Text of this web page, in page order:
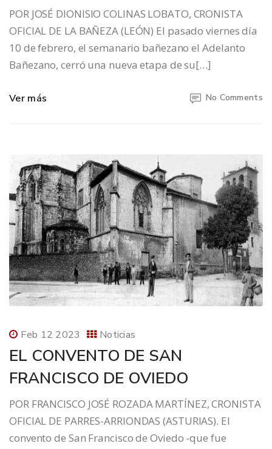
POR JOSÉ DIONISIO COLINAS LOBATO, CRONISTA
OFICIAL DE LA BAÑEZA (LEÓN) El pasado viernes día
10 de febrero, el semanario bañezano el Adelanto
Bañezano, cerró una nueva etapa de su[…]
Ver más No Comments
Feb 12 2023 Noticias
EL CONVENTO DE SAN
FRANCISCO DE OVIEDO
POR FRANCISCO JOSÉ ROZADA MARTÍNEZ, CRONISTA
OFICIAL DE PARRES-ARRIONDAS (ASTURIAS). El
convento de San Francisco de Oviedo -que fue